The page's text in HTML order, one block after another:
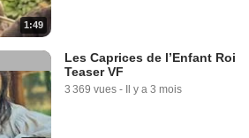
1:49
Les Caprices de l’Enfant Roi
Teaser VF
3 369 vues - Il y a 3 mois